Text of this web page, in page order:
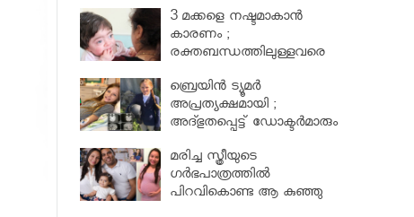
3 മക്കളെ നഷ്ടമാകാൻ
കാരണം ;
രക്തബന്ധത്തിലുള്ളവരെ
ബ്രെയിൻ ട്യൂമർ
അപ്രത്യക്ഷമായി ;
അദ്ഭുതപ്പെട്ട് ഡോക്ടർമാരും
മരിച്ച സ്ത്രീയുടെ
ഗര്‍ഭപാത്രത്തില്‍
പിറവികൊണ്ട ആ കുഞ്ഞു